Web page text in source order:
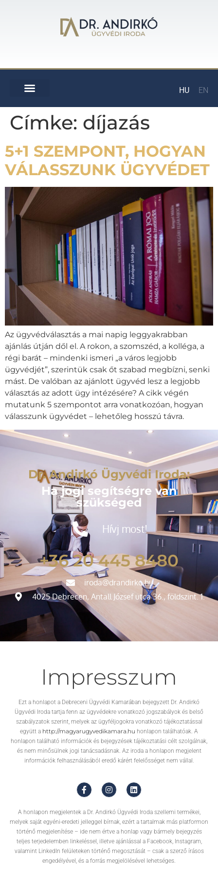
HU EN
Címke: díjazás
5+1 SZEMPONT, HOGYAN
VÁLASSZUNK ÜGYVÉDET
Az ügyvédválasztás a mai napig leggyakrabban
ajánlás útján dől el. A rokon, a szomszéd, a kolléga, a
régi barát – mindenki ismeri „a város legjobb
ügyvédjét”, szerintük csak őt szabad megbízni, senki
mást. De valóban az ajánlott ügyvéd lesz a legjobb
választás az adott ügy intézésére? A cikk végén
mutatunk 5 szempontot arra vonatkozóan, hogyan
válasszunk ügyvédet – lehetőleg hosszú távra.
Dr. Andirkó Ügyvédi Iroda:
Ha jogi segítségre van
szükséged
Hívj most!
+36 20 445 8480
iroda@drandirko.hu
4025 Debrecen, Antall József utca 36., földszint. 1.
Impresszum
Ezt a honlapot a Debreceni Ügyvédi Kamarában bejegyzett Dr. Andirkó
Ügyvédi Iroda tartja fenn az ügyvédekre vonatkozó jogszabályok és belső
szabályzatok szerint, melyek az ügyféljogokra vonatkozó tájékoztatással
együtt a http://magyarugyvedikamara.hu honlapon találhatóak. A
honlapon található információk és bejegyzések tájékoztatási célt szolgálnak,
és nem minősülnek jogi tanácsadásnak. Az iroda a honlapon megjelent
információk felhasználásából eredő kárért felelősséget nem vállal.
A honlapon megjelentek a Dr. Andirkó Ügyvédi Iroda szellemi termékei,
melyek saját egyéni-eredeti jelleggel bírnak, ezért a tartalmak más platformon
történő megjelenítése – ide nem értve a honlap vagy bármely bejegyzés
teljes terjedelemben linkeléssel, illetve ajánlással a Facebook, Instagram,
valamint LinkedIn felületeken történő megosztását – csak a szerző írásos
engedélyével, és a forrás megjelölésével lehetséges.